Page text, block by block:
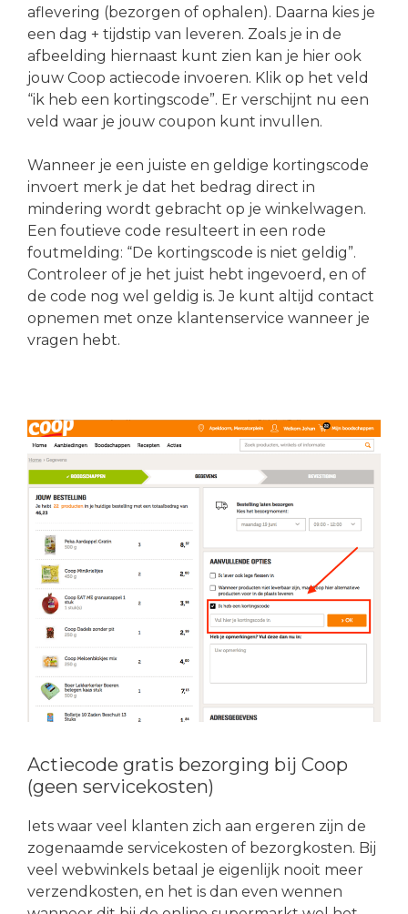
aflevering (bezorgen of ophalen). Daarna kies je
een dag + tijdstip van leveren. Zoals je in de
afbeelding hiernaast kunt zien kan je hier ook
jouw Coop actiecode invoeren. Klik op het veld
“ik heb een kortingscode”. Er verschijnt nu een
veld waar je jouw coupon kunt invullen.
Wanneer je een juiste en geldige kortingscode
invoert merk je dat het bedrag direct in
mindering wordt gebracht op je winkelwagen.
Een foutieve code resulteert in een rode
foutmelding: “De kortingscode is niet geldig”.
Controleer of je het juist hebt ingevoerd, en of
de code nog wel geldig is. Je kunt altijd contact
opnemen met onze klantenservice wanneer je
vragen hebt.
Actiecode gratis bezorging bij Coop
(geen servicekosten)
Iets waar veel klanten zich aan ergeren zijn de
zogenaamde servicekosten of bezorgkosten. Bij
veel webwinkels betaal je eigenlijk nooit meer
verzendkosten, en het is dan even wennen